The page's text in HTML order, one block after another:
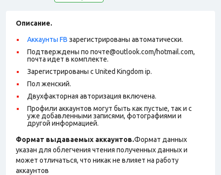
Описание.
Аккаунты FB зарегистрированы автоматически.
Подтверждены по почте@outlook.com/hotmail.com,
почта идет в комплекте.
Зарегистрированы с United Kingdom ip.
Пол женский.
Двухфакторная авторизация включена.
Профили аккаунтов могут быть как пустые, так и с
уже добавленными записями, фотографиями и
другой информацией.
Формат выдаваемых аккаунтов.Формат данных
указан для облегчения чтения полученных данных и
может отличаться, что никак не влияет на работу
аккаунтов